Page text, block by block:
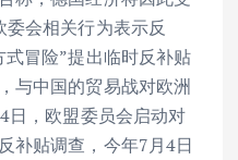
会相关行为表示反
冒险”提出临时反补贴
与中国的贸易战对欧洲
日，欧盟委员会启动对
补贴调查，今年7月4日